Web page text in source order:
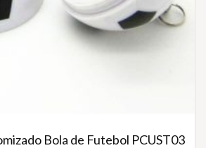
Bola de Futebol PCUST03